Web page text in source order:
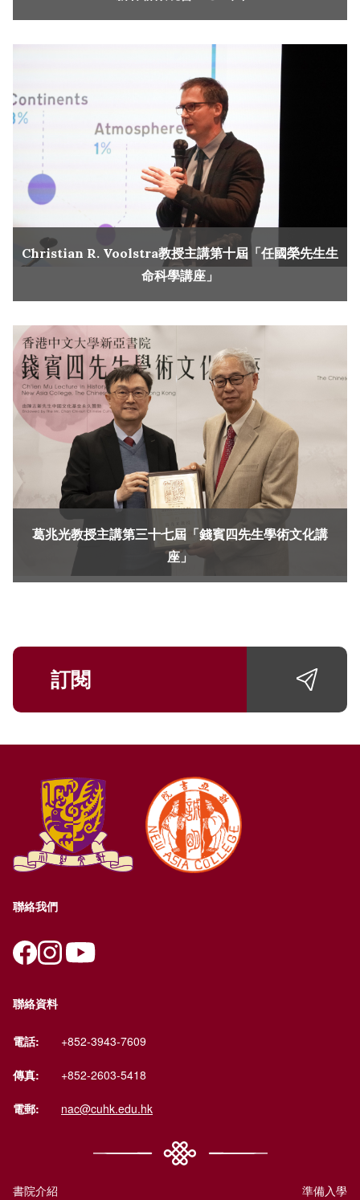
Christian R. Voolstra教授主講第十屆「任國榮先生生
命科學講座」
葛兆光教授主講第三十七屆「錢賓四先生學術文化講
座」
訂閱
聯絡我們
聯絡資料
電話: +852-3943-7609
傳真: +852-2603-5418
電郵: nac@cuhk.edu.hk
書院介紹 準備入學